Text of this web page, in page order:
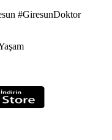
#GiresunDoktor